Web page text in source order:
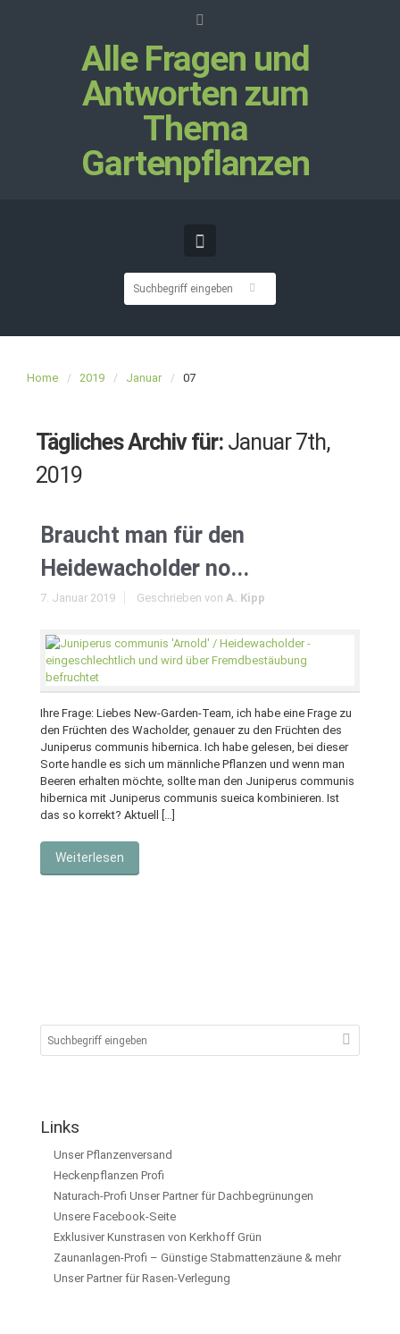
Alle Fragen und
Antworten zum
Thema
Gartenpflanzen
Home 2019 Januar 07
Tägliches Archiv für: Januar 7th,
2019
Braucht man für den
Heidewacholder no...
7. Januar 2019 Geschrieben von A. Kipp
Ihre Frage: Liebes New-Garden-Team, ich habe eine Frage zu
den Früchten des Wacholder, genauer zu den Früchten des
Juniperus communis hibernica. Ich habe gelesen, bei dieser
Sorte handle es sich um männliche Pflanzen und wenn man
Beeren erhalten möchte, sollte man den Juniperus communis
hibernica mit Juniperus communis sueica kombinieren. Ist
das so korrekt? Aktuell […]
Weiterlesen
Links
Unser Pflanzenversand
Heckenpflanzen Profi
Naturach-Profi Unser Partner für Dachbegrünungen
Unsere Facebook-Seite
Exklusiver Kunstrasen von Kerkhoff Grün
Zaunanlagen-Profi – Günstige Stabmattenzäune & mehr
Unser Partner für Rasen-Verlegung